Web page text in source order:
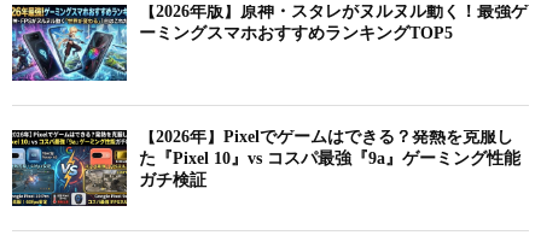
【2026年版】原神・スタレがヌルヌル動く！最強ゲ
ーミングスマホおすすめランキングTOP5
【2026年】Pixelでゲームはできる？発熱を克服し
た『Pixel 10』vs コスパ最強『9a』ゲーミング性能
ガチ検証